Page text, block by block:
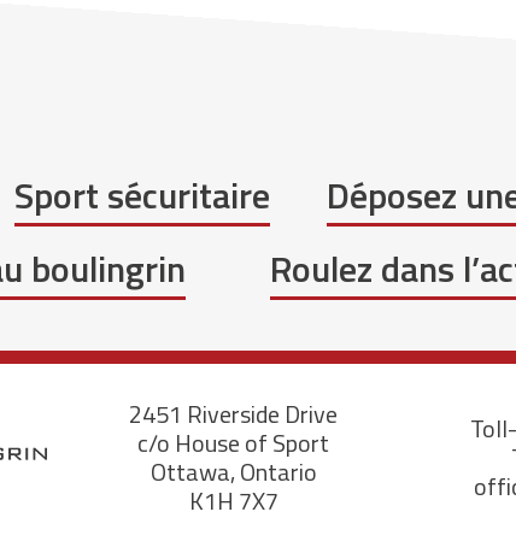
Sport sécuritaire Déposez
boulingrin
Roulez dans
2451 Riverside Drive
c/o House of Sport
Ottawa, Ontario
K1H 7X7